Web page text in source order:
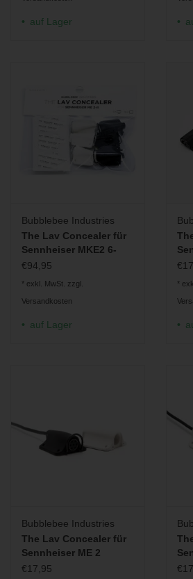
auf Lager
Bubblebee Industries
The Lav Concealer für
Sennheiser MKE2 6-
Pack
€94,95
* exkl. MwSt. zzgl.
Versandkosten
auf Lager
*
Bubblebee Industries
The Lav Concealer für
Sennheiser ME 2
€17,95